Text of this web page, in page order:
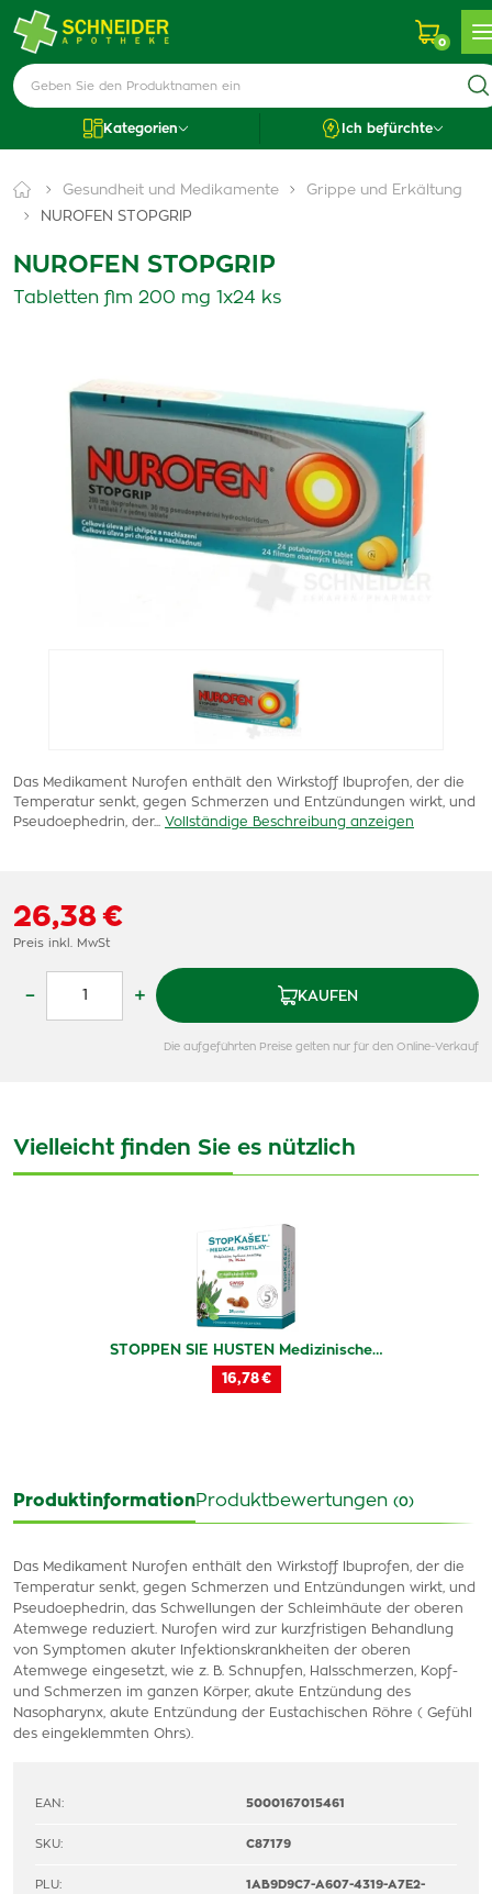
0
Kategorien Ich befürchte
Gesundheit und Medikamente
Grippe und Erkältung
NUROFEN STOPGRIP
NUROFEN STOPGRIP
Tabletten flm 200 mg 1x24 ks
Das Medikament Nurofen enthält den Wirkstoff Ibuprofen, der die
Temperatur senkt, gegen Schmerzen und Entzündungen wirkt, und
Pseudoephedrin, der...
Vollständige Beschreibung anzeigen
26,38 €
Preis inkl. MwSt
– + KAUFEN
Die aufgeführten Preise gelten nur für den Online-Verkauf
Vielleicht finden Sie es nützlich
STOPPEN SIE HUSTEN Medizinische…
16,78 €
ProduktinformationProduktbewertungen (0)
Das Medikament Nurofen enthält den Wirkstoff Ibuprofen, der die
Temperatur senkt, gegen Schmerzen und Entzündungen wirkt, und
Pseudoephedrin, das Schwellungen der Schleimhäute der oberen
Atemwege reduziert. Nurofen wird zur kurzfristigen Behandlung
von Symptomen akuter Infektionskrankheiten der oberen
Atemwege eingesetzt, wie z. B. Schnupfen, Halsschmerzen, Kopf-
und Schmerzen im ganzen Körper, akute Entzündung des
Nasopharynx, akute Entzündung der Eustachischen Röhre ( Gefühl
des eingeklemmten Ohrs).
EAN: 5000167015461
SKU: C87179
PLU:
1AB9D9C7-A607-4319-A7E2-